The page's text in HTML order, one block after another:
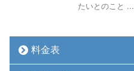
たいとのこと ...
料金表